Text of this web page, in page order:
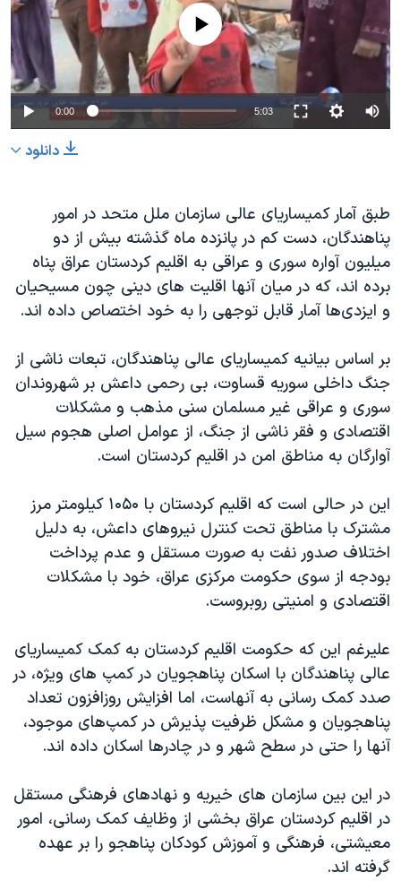
صفحه‌های ویژه
سفر پرزیدنت ترامپ به چین
No media source currently available
0:00 5:03
دانلود
طبق آمار کمیساریای عالی سازمان ملل متحد در امور
پناهندگان، دست کم در پانزده ماه گذشته بیش از دو
میلیون آواره سوری و عراقی به اقلیم کردستان عراق پناه
برده اند، که در میان آنها اقلیت های دینی چون مسیحیان
و ایزدی‌ها آمار قابل توجهی را به خود اختصاص داده اند.
بر اساس بیانیه کمیساریای عالی پناهندگان، تبعات ناشی از
جنگ داخلی سوریه قساوت، بی رحمی داعش بر شهروندان
سوری و عراقی غیر مسلمان سنی مذهب و مشکلات
اقتصادی و فقر ناشی از جنگ، از عوامل اصلی هجوم سیل
آوارگان به مناطق امن در اقلیم کردستان است.
این در حالی است که اقلیم کردستان با ۱۰۵۰ کیلومتر مرز
مشترک با مناطق تحت کنترل نیروهای داعش، به دلیل
اختلاف صدور نفت به صورت مستقل و عدم پرداخت
بودجه از سوی حکومت مرکزی عراق، خود با مشکلات
اقتصادی و امنیتی روبروست.
علیرغم این که حکومت اقلیم کردستان به کمک کمیساریای
عالی پناهندگان با اسکان پناهجویان در کمپ های ویژه، در
صدد کمک رسانی به آنهاست، اما افزایش روزافزون تعداد
پناهجویان و مشکل ظرفیت پذیرش در کمپ‌های موجود،
آنها را حتی در سطح شهر و در چادرها اسکان داده اند.
در این بین سازمان های خیریه و نهادهای فرهنگی مستقل
در اقلیم کردستان عراق بخشی از وظایف کمک رسانی، امور
معیشتی، فرهنگی و آموزش کودکان پناهجو را بر عهده
گرفته اند.